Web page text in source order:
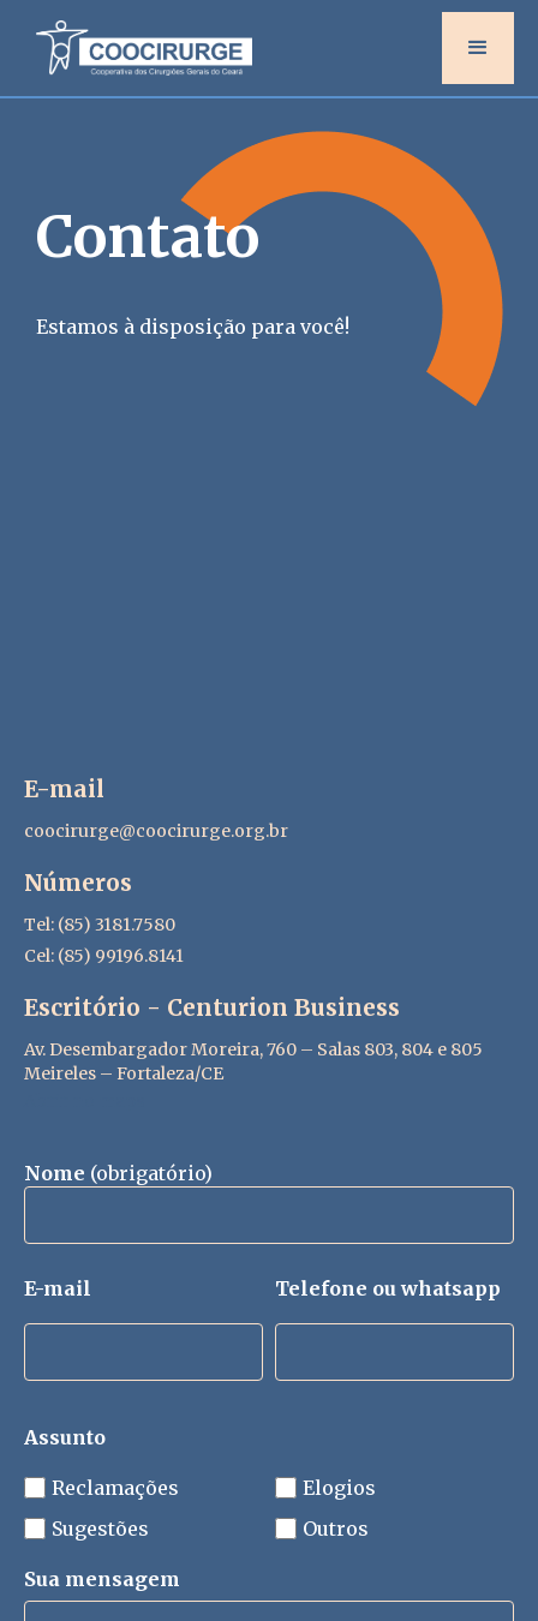
Contato
Estamos à disposição para você!
Nome (obrigatório)
E-mail Telefone ou whatsapp
Assunto
Reclamações
Elogios
Sugestões
Outros
Sua mensagem
E-mail
coocirurge@coocirurge.org.br
Números
Tel: (85) 3181.7580
Cel: (85) 99196.8141
Escritório - Centurion Business
Av. Desembargador Moreira, 760 – Salas 803, 804 e 805
Meireles – Fortaleza/CE